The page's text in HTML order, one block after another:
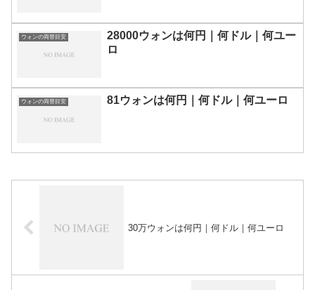
ウォンの両替目安
28000ウォンは何円｜何ドル｜何ユー
ロ
ウォンの両替目安 81ウォンは何円｜何ドル｜何ユーロ
30万ウォンは何円｜何ドル｜何ユーロ